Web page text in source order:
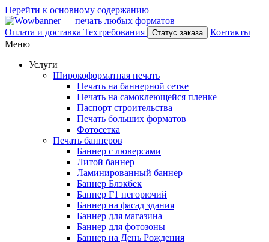
Перейти к основному содержанию
Оплата и доставка Техтребования Статус заказа
Контакты
Меню
Услуги
Широкоформатная печать
Печать на баннерной сетке
Печать на самоклеющейся пленке
Паспорт строительства
Печать больших форматов
Фотосетка
Печать баннеров
Баннер с люверсами
Литой баннер
Ламинированный баннер
Баннер Блэкбек
Баннер Г1 негорючий
Баннер на фасад здания
Баннер для магазина
Баннер для фотозоны
Баннер на День Рождения